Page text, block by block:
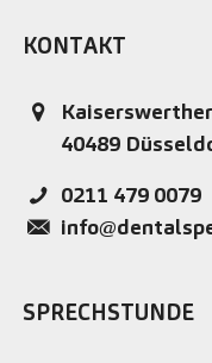
KONTAKT
40489
0211 479 0079
SPRECHSTUNDE